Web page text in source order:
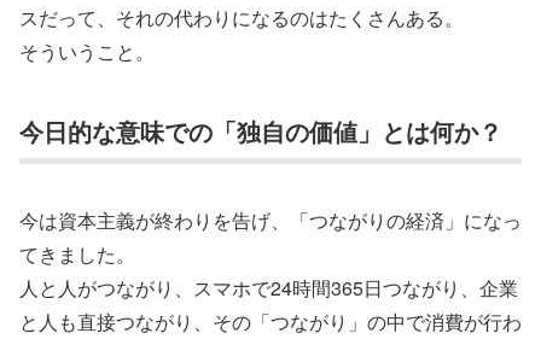
スだって、それの代わりになるのはたくさんある。
そういうこと。
今日的な意味での「独自の価値」とは何か？
今は資本主義が終わりを告げ、「つながりの経済」になっ
てきました。
人と人がつながり、スマホで24時間365日つながり、企業
と人も直接つながり、その「つながり」の中で消費が行わ